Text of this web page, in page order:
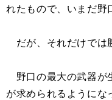
れたもので、いまだ野
だが、それだけでは
野口の最大の武器が
が求められるように